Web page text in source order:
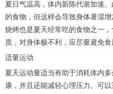
夏日气温高，体内新陈代谢加速
的食物，但这样会导致身体暑湿
烧烤也是夏天经常吃的食物之一
质，对身体极不利，应尽量避免食
适量运动
夏天运动量适当有助于消耗体内
康，并且还能减轻心理压力。可